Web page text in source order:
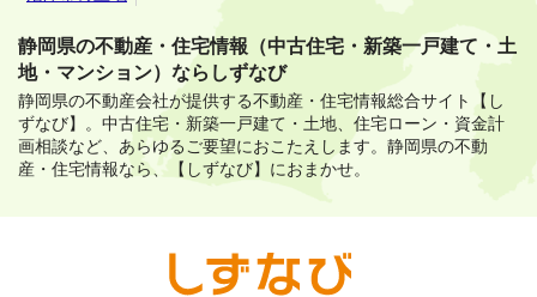
静岡県の不動産・住宅情報（中古住宅・新築一戸建て・土
地・マンション）ならしずなび
静岡県の不動産会社が提供する不動産・住宅情報総合サイト【し
ずなび】。 中古住宅・新築一戸建て・土地、住宅ローン・資金計
画相談など、あらゆるご要望におこたえします。 静岡県の不動
産・住宅情報なら、【しずなび】におまかせ。